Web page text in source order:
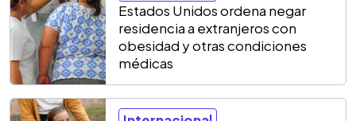
Estados Unidos ordena negar
residencia a extranjeros con
obesidad y otras condiciones
médicas